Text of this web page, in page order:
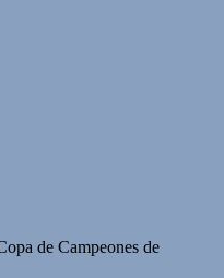
de Campeones de